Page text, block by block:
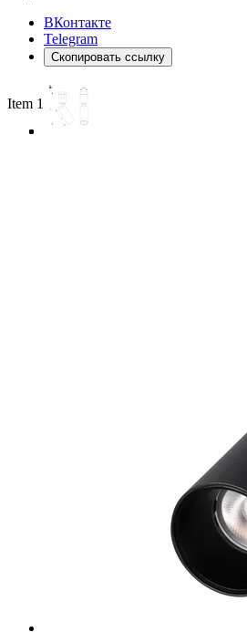
ВКонтакте
Telegram
Скопировать ссылку
Item 1 of 3